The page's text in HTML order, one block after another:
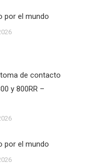
por el mundo
de contacto
y 800RR –
por el mundo